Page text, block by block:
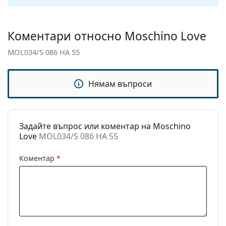
Кърпичка за
почистване:
Да
Марка:
Moschino Love
Предназначение: Мода
Коментари относно Moschino Love
MOL034/S 086 HA 55
Нямам въпроси
Задайте въпрос или коментар на Moschino
Love MOL034/S 086 HA 55
Коментар *